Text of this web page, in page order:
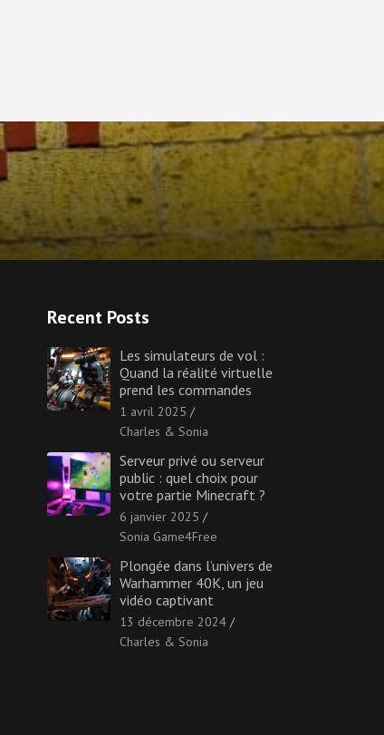
Recent Posts
Les simulateurs de vol :
Quand la réalité virtuelle
prend les commandes
1 avril 2025
Charles & Sonia
Serveur privé ou serveur
public : quel choix pour
votre partie Minecraft ?
6 janvier 2025
Sonia Game4Free
Plongée dans l’univers de
Warhammer 40K, un jeu
vidéo captivant
13 décembre 2024
Charles & Sonia